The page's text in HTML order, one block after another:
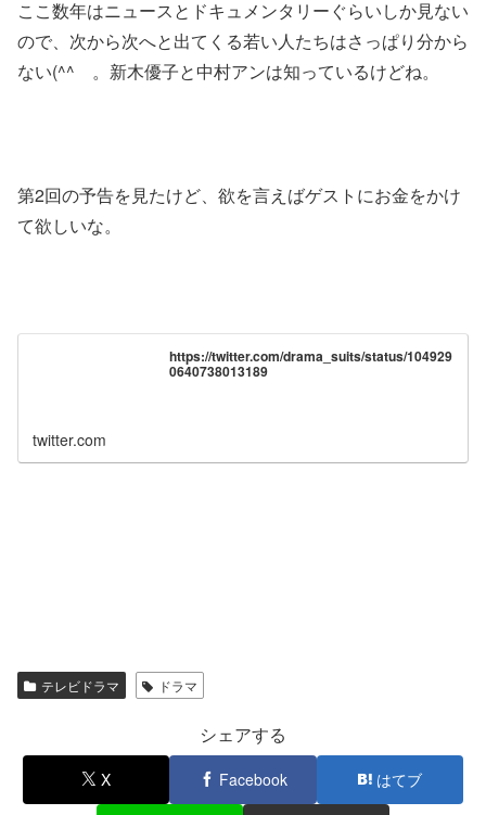
ここ数年はニュースとドキュメンタリーぐらいしか見ない
ので、次から次へと出てくる若い人たちはさっぱり分から
ない(^^ゞ。新木優子と中村アンは知っているけどね。
第2回の予告を見たけど、欲を言えばゲストにお金をかけ
て欲しいな。
https://twitter.com/drama_suits/status/104929
0640738013189
twitter.com
テレビドラマ ドラマ
シェアする
X Facebook はてブ